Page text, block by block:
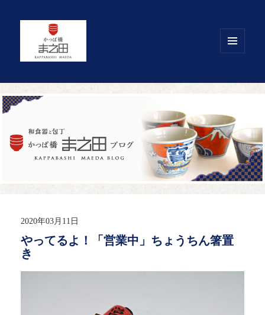
2020年03月11日
やってるよ！「営業中」ちょうちん箸置
き